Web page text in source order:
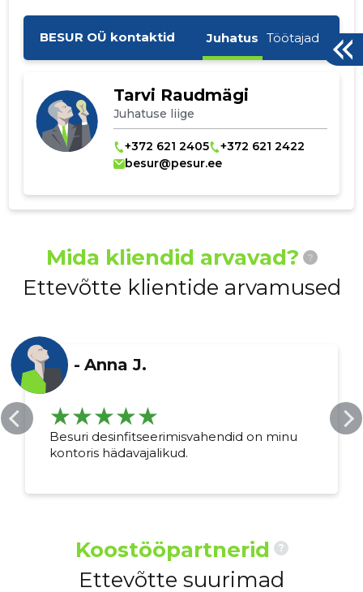
BESUR OÜ kontaktid Juhatus Töötajad
Tarvi Raudmägi
Juhatuse liige
+372 621 2405
+372 621 2422
besur@pesur.ee
Mida kliendid arvavad? ?
Ettevõtte klientide arvamused
- Anna J.
Besuri desinfitseerimisvahendid on minu
kontoris hädavajalikud.
Koostööpartnerid ?
Ettevõtte suurimad